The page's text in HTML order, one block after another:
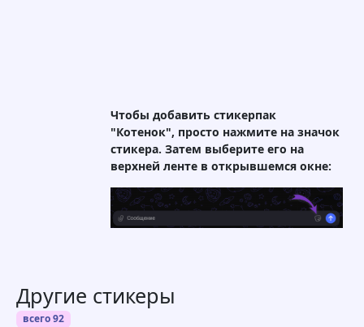
Чтобы добавить стикерпак
"Котенок", просто нажмите на значок
стикера. Затем выберите его на
верхней ленте в открывшемся окне:
Другие стикеры
всего 92